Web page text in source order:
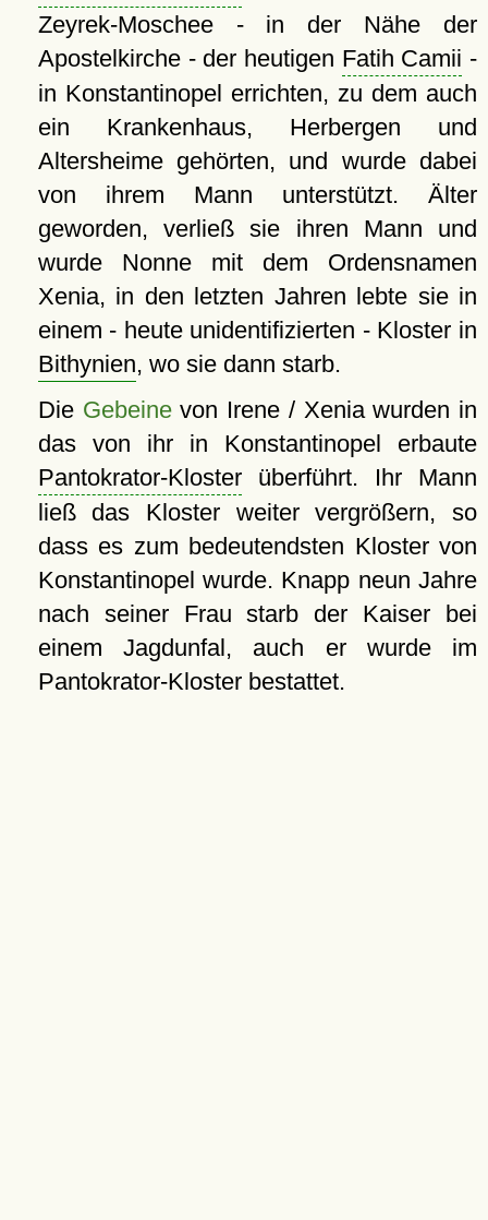
Zeyrek-Moschee - in der Nähe der
Apostelkirche - der heutigen Fatih Camii -
in Konstantinopel errichten, zu dem auch
ein Krankenhaus, Herbergen und
Altersheime gehörten, und wurde dabei
von ihrem Mann unterstützt. Älter
geworden, verließ sie ihren Mann und
wurde Nonne mit dem Ordensnamen
Xenia, in den letzten Jahren lebte sie in
einem - heute unidentifizierten - Kloster in
Bithynien, wo sie dann starb.
Die Gebeinevon Irene / Xenia wurden in
das von ihr in Konstantinopel erbaute
Pantokrator-Klosterüberführt. Ihr Mann
ließ das Kloster weiter vergrößern, so
dass es zum bedeutendsten Kloster von
Konstantinopel wurde. Knapp neun Jahre
nach seiner Frau starb der Kaiser bei
einem Jagdunfal, auch er wurde im
Pantokrator-Kloster bestattet.